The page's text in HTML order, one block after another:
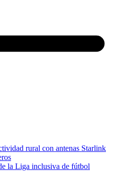
rural con antenas Starlink
la Liga inclusiva de fútbol